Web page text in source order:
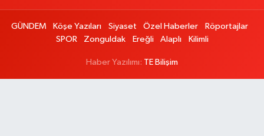
GÜNDEM Köşe Yazıları Siyaset Özel Haberler
Röportajlar
SPOR
Zonguldak Ereğli Alaplı Kilimli
Haber Yazılımı: TE Bilişim